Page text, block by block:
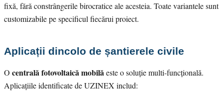
fixă, fără constrângerile birocratice ale acesteia. Toate variantele sunt
customizabile pe specificul fiecărui proiect.
Aplicații dincolo de șantierele civile
O centrală fotovoltaică mobilăeste o soluție multi-funcțională.
Aplicațiile identificate de UZINEX includ: